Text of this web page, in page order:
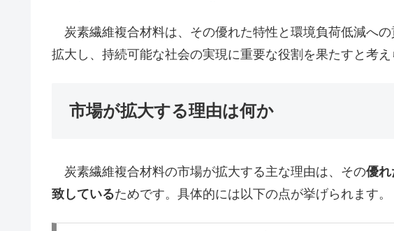
炭素繊維複合材料は、その優れた特性と環境負荷低減へ
拡大し、持続可能な社会の実現に重要な役割を果たすと考え
市場が拡大する理由は何か
炭素繊維複合材料の市場が拡大する主な理由は、その優れ
致しているためです。具体的には以下の点が挙げられます。